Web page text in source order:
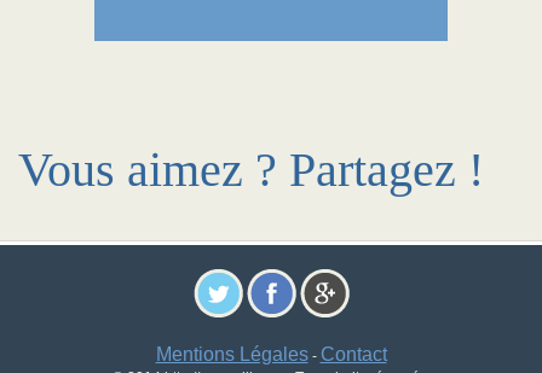
Vous aimez ? Partagez !
Mentions Légales- Contact